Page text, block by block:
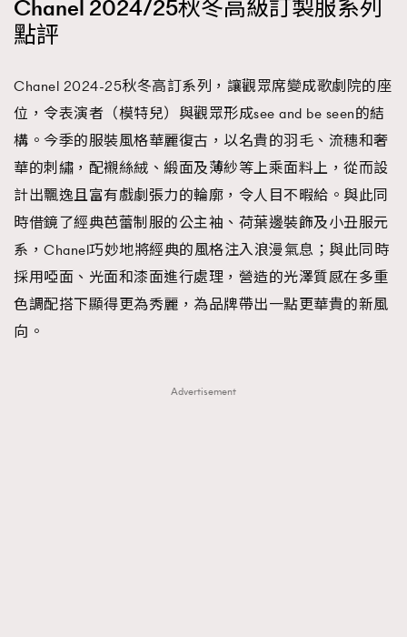
Chanel 2024/25秋冬高級訂製服系列
點評
Chanel 2024-25秋冬高訂系列，讓觀眾席變成歌劇院的座
位，令表演者（模特兒）與觀眾形成see and be seen的結
構。今季的服裝風格華麗復古，以名貴的羽毛、流穗和奢
華的刺繡，配襯絲絨、緞面及薄紗等上乘面料上，從而設
計出飄逸且富有戲劇張力的輪廓，令人目不暇給。與此同
時借鏡了經典芭蕾制服的公主袖、荷葉邊裝飾及小丑服元
系，Chanel巧妙地將經典的風格注入浪漫氣息；與此同時
採用啞面、光面和漆面進行處理，營造的光澤質感在多重
色調配搭下顯得更為秀麗，為品牌帶出一點更華貴的新風
向。
Advertisement